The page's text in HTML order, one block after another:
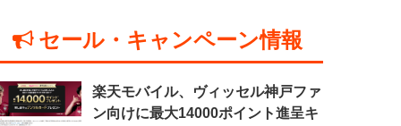
セール・キャンペーン情報
楽天モバイル、ヴィッセル神戸ファ
ン向けに最大14000ポイント進呈キ